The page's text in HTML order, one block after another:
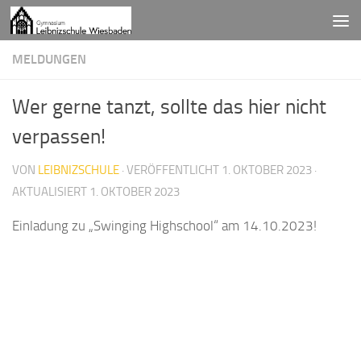
Zum Inhalt springen
MELDUNGEN
Wer gerne tanzt, sollte das hier nicht
verpassen!
VON LEIBNIZSCHULE · VERÖFFENTLICHT 1. OKTOBER 2023 ·
AKTUALISIERT 1. OKTOBER 2023
Einladung zu „Swinging Highschool“ am 14.10.2023!